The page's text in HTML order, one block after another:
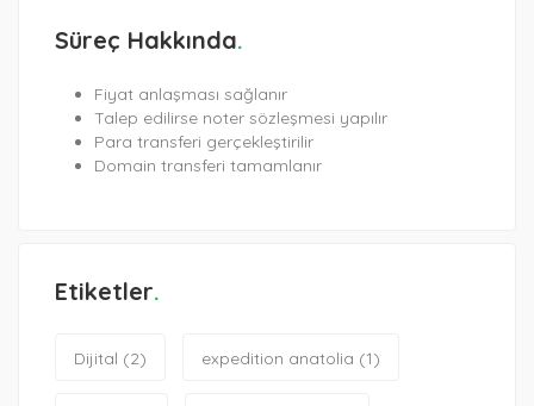
Süreç Hakkında
Fiyat anlaşması sağlanır
Talep edilirse noter sözleşmesi yapılır
Para transferi gerçekleştirilir
Domain transferi tamamlanır
Etiketler
Dijital (2) expedition anatolia (1)